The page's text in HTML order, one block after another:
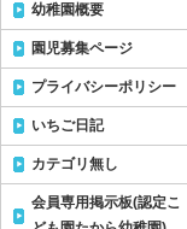
幼稚園概要
園児募集ページ
プライバシーポリシー
いちご日記
カテゴリ無し
会員専用掲示板(認定こ